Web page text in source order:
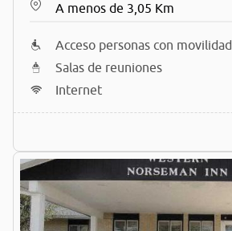
A menos de 3,05 Km
Acceso personas con
Salas de reuniones
Internet